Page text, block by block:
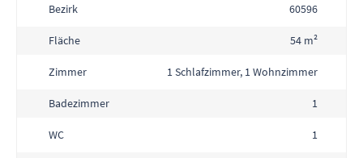
Bezirk 60596
Fläche 54 m²
Zimmer 1 Schlafzimmer, 1 Wohnzimmer
Badezimmer 1
WC 1